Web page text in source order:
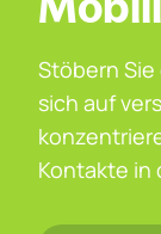
Stöbern
sich auf
Kontakte in